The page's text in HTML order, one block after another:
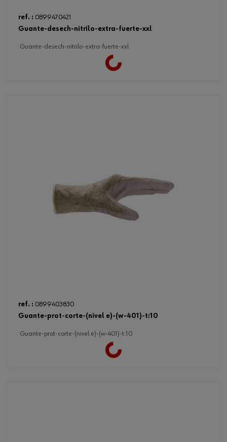
ref. : 0899470421
guante-desech-nitrilo-extra-fuerte-xxl
guante-desech-nitrilo-extra-fuerte-xxl
Loading...
ref. : 0899403830
guante-prot-corte-(nivel e)-(w-401)-t:10
guante-prot-corte-(nivel e)-(w-401)-t:10
Loading...